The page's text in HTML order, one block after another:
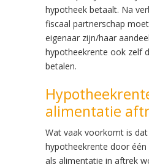
hypotheek betaalt. Na
fiscaal partnerschap
eigenaar zijn/haar
hypotheekrente ook zelf
betalen.
alimentatie
Wat vaak voorkomt is
hypotheekrente door één
als alimentatie in aftrek